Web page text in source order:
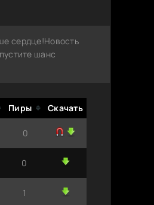
сердце!Новость
шанс
Пиры Скачать
0
0
1